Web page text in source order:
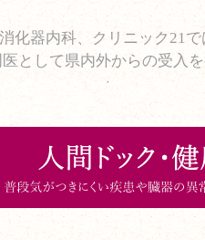
化器内科、クリニック21
医として県内外からの受入